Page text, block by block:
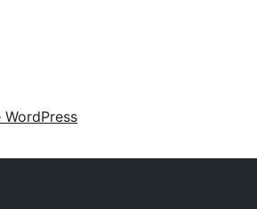
WordPress